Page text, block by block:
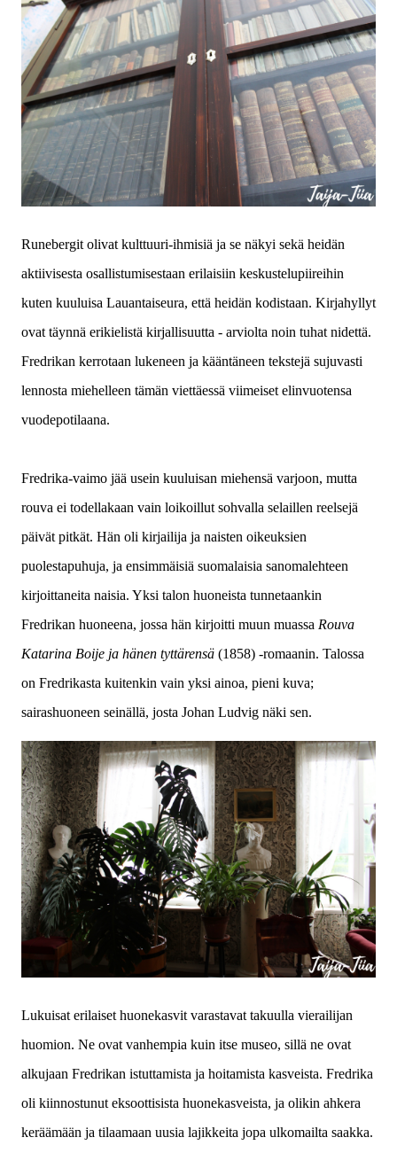
Runebergit olivat kulttuuri-ihmisiä ja se näkyi sekä heidän
aktiivisesta osallistumisestaan erilaisiin keskustelupiireihin
kuten kuuluisa Lauantaiseura, että heidän kodistaan. Kirjahyllyt
ovat täynnä erikielistä kirjallisuutta - arviolta noin tuhat nidettä.
Fredrikan kerrotaan lukeneen ja kääntäneen tekstejä sujuvasti
lennosta miehelleen tämän viettäessä viimeiset elinvuotensa
vuodepotilaana.
Fredrika-vaimo jää usein kuuluisan miehensä varjoon, mutta
rouva ei todellakaan vain loikoillut sohvalla selaillen reelsejä
päivät pitkät. Hän oli kirjailija ja naisten oikeuksien
puolestapuhuja, ja ensimmäisiä suomalaisia sanomalehteen
kirjoittaneita naisia. Yksi talon huoneista tunnetaankin
Fredrikan huoneena, jossa hän kirjoitti muun muassa Rouva
Katarina Boije ja hänen tyttärensä (1858) -romaanin. Talossa
on Fredrikasta kuitenkin vain yksi ainoa, pieni kuva;
sairashuoneen seinällä, josta Johan Ludvig näki sen.
Lukuisat erilaiset huonekasvit varastavat takuulla vierailijan
huomion. Ne ovat vanhempia kuin itse museo, sillä ne ovat
alkujaan Fredrikan istuttamista ja hoitamista kasveista. Fredrika
oli kiinnostunut eksoottisista huonekasveista, ja olikin ahkera
keräämään ja tilaamaan uusia lajikkeita jopa ulkomailta saakka.